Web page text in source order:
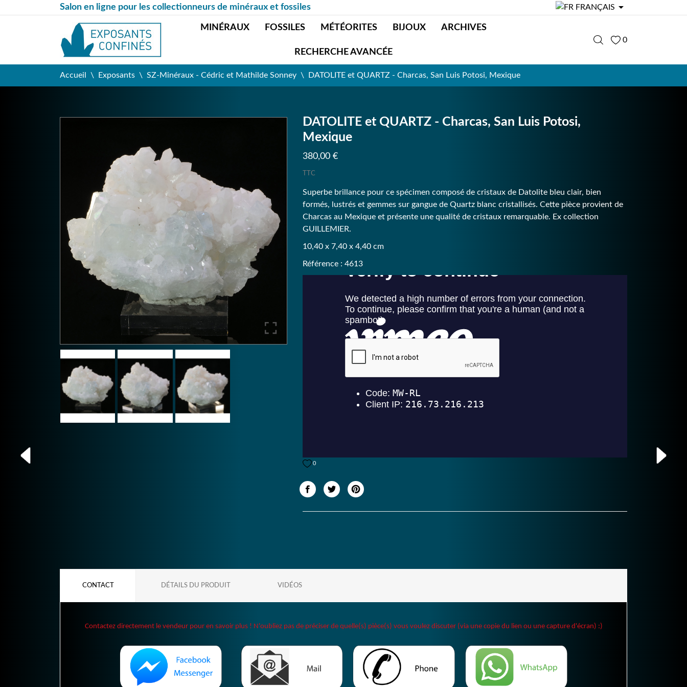
Salon en ligne pour les collectionneurs de minéraux et fossiles FRANÇAIS 
MINÉRAUX FOSSILES MÉTÉORITES BIJOUX ARCHIVES
RECHERCHE AVANCÉE
0
Accueil Exposants SZ-Minéraux - Cédric et Mathilde Sonney DATOLITE et QUARTZ - Charcas, San Luis Potosi, Mexique
DATOLITE et QUARTZ - Charcas, San Luis Potosi,
Mexique
380,00 €
TTC
Superbe brillance pour ce spécimen composé de cristaux de Datolite bleu clair, bien
formés, lustrés et gemmes sur gangue de Quartz blanc cristallisés. Cette pièce provient de
Charcas au Mexique et présente une qualité de cristaux remarquable. Ex collection
GUILLEMIER.
10,40 x 7,40 x 4,40 cm
Référence : 4613
0
CONTACT DÉTAILS DU PRODUIT VIDÉOS
Contactez directement le vendeur pour en savoir plus ! N'oubliez pas de préciser de quelle(s) pièce(s) vous voulez discuter (via une copie du lien ou une capture d'écran) :)